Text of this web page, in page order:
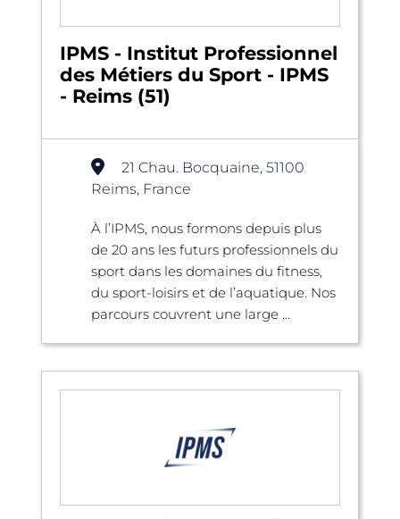
IPMS - Institut Professionnel
des Métiers du Sport - IPMS
- Reims (51)
21 Chau. Bocquaine, 51100
Reims, France
À l’IPMS, nous formons depuis plus
de 20 ans les futurs professionnels du
sport dans les domaines du fitness,
du sport-loisirs et de l’aquatique. Nos
parcours couvrent une large ...